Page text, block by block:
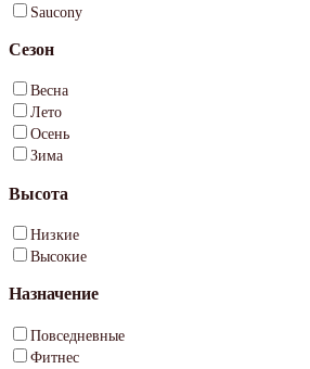
Saucony
Сезон
Весна
Лето
Осень
Зима
Высота
Низкие
Высокие
Назначение
Повседневные
Фитнес